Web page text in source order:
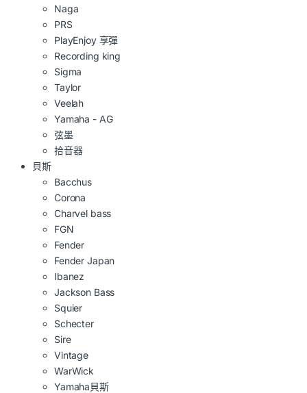
Naga
PRS
PlayEnjoy 享彈
Recording king
Sigma
Taylor
Veelah
Yamaha - AG
弦墨
拾音器
貝斯
Bacchus
Corona
Charvel bass
FGN
Fender
Fender Japan
Ibanez
Jackson Bass
Squier
Schecter
Sire
Vintage
WarWick
Yamaha貝斯